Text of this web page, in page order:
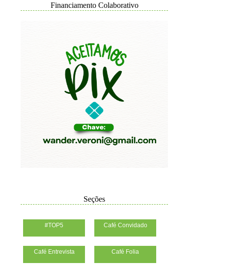
Financiamento Colaborativo
Seções
#TOP5 Café Convidado
Café Entrevista Café Folia